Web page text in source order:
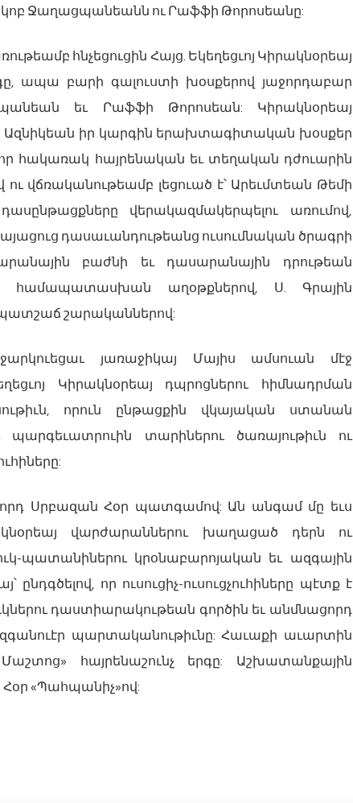
Ջաղացպանեանն ու Րաֆֆի Թորոսեանը:
հնչեցուցին Հայց. Եկեղեցւոյ Կիրակնօրեայ
ապա բարի գալուստի խօսքերով յաջորդաբար
եւ Րաֆֆի Թորոսեան: Կիրակնօրեայ
Ազնիկեան իր կարգին երախտագիտական խօսքեր
հակառակ հայրենական եւ տեղական դժուարին
վճռականութեամբ լեցուած է՝ Արեւմտեան Թեմի
վերակազմակերպելու առումով,
դասաւանդութեանց ուսումնական ծրագրի
բաժնի եւ դասարանային դրութեան
համապատասխան աղօթքներով, Ս. Գրային
պատշաճ շարականներով:
յառաջիկայ Մայիս ամսուան մէջ
Կիրակնօրեայ դպրոցներու հիմնադրման
որուն ընթացքին վկայական ստանան
տարիներու ծառայութիւն ու
Սրբազան Հօր պատգամով: Ան անգամ մը եւս
վարժարաններու խաղացած դերն ու
պատանիներու կրօնաբարոյական եւ ազգային
որ ուսուցիչ-ուսուցչուհիները պէտք է
դաստիարակութեան գործին եւ անմնացորդ
պարտականութիւնը: Հաւաքի աւարտին
հայրենաշունչ երգը: Աշխատանքային
«Պահպանիչ»ով: